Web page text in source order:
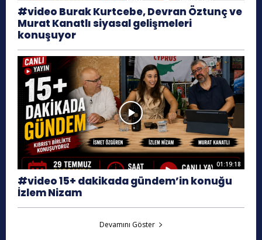
#video Burak Kurtcebe, Devran Öztunç ve
Murat Kanatlı siyasal gelişmeleri
konuşuyor
01:19:18
#video 15+ dakikada gündem’in konuğu
İzlem Nizam
Devamını Göster